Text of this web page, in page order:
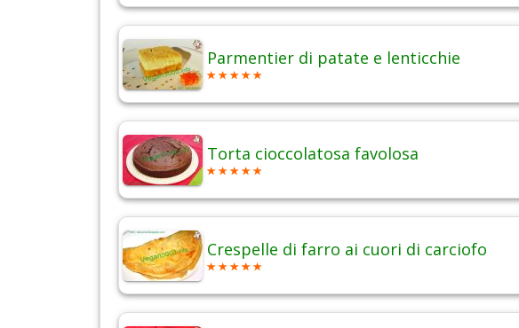
Parmentier di patate e lenticchie
Torta cioccolatosa favolosa
Crespelle di farro ai cuori di carciofo